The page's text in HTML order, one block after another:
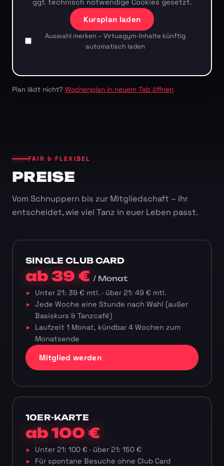
ggf. technisch notwendige Cookies gesetzt.
Kursplan laden
Auswahl merken – Virtuagym-Inhalte künftig
automatisch laden
Plan lädt nicht? Wochenplan in neuem Tab öffnen
FAIR & FLEXIBEL
PREISE
Vom Schnuppern bis zur Mitgliedschaft – ihr
entscheidet, wie viel Tanz in euer Leben passt.
SINGLE CLUB CARD
ab 39 €/ Monat
Unter 21: 39 € mtl. · über 21: 49 € mtl.
Jede Woche eine Stunde nach Wahl (außer
Basiskurs & Tanzcafé)
Laufzeit 1 Monat, kündbar 4 Wochen zum
Monatsende
Mitglied werden
10ER-KARTE
ab 100 €
Unter 21: 100 € · über 21: 150 €
Für spontane Besuche ohne Club Card